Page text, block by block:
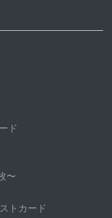
ド
〜
トカード